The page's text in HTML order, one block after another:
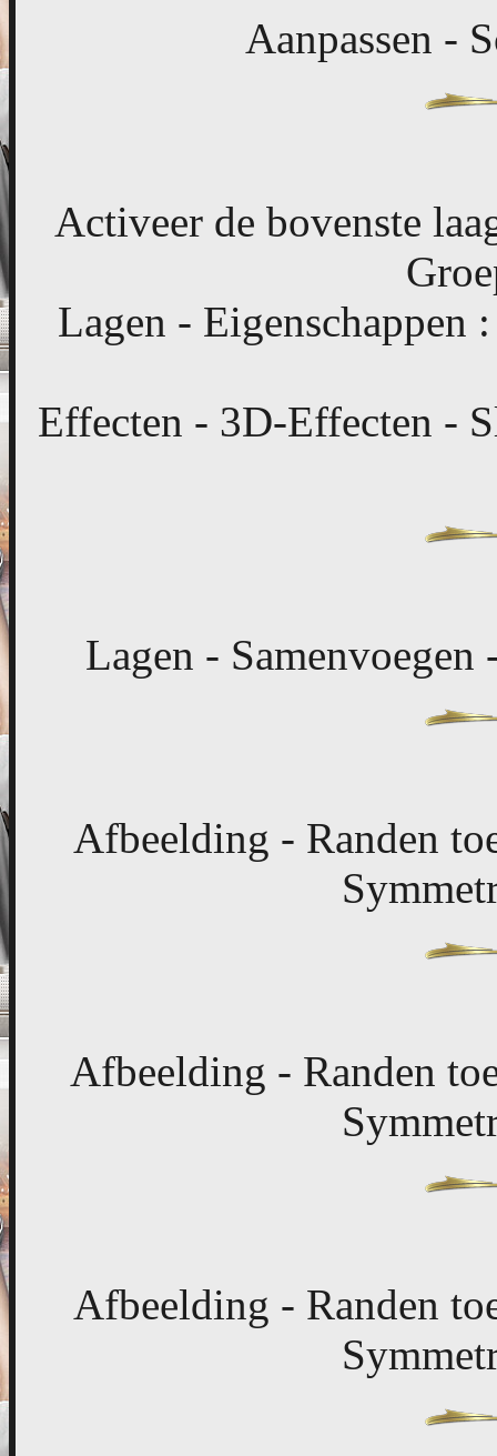
Aanpassen -
Activeer de bovenste
Lagen - Eigenschappen
Effecten - 3D-Effecten -
Lagen - Samenvoegen
Afbeelding - Randen
Afbeelding - Randen
Afbeelding - Randen